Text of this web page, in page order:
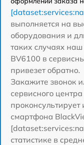
выполняется на
оборудования и
таких случаях
BV6100 в
привезет обратно.
Закажите звонок
сервисного
проконсультирует
смартфона
статистике в